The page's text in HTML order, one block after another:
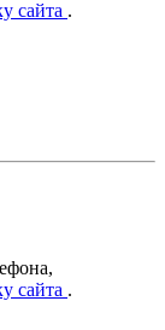
сайта .
сайта .